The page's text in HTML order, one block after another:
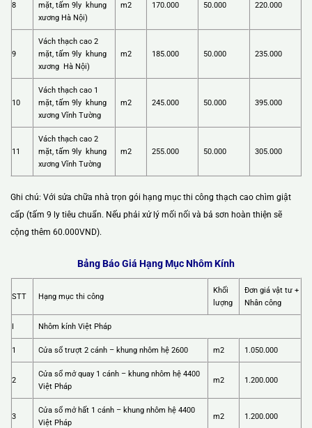
8
mặt, tấm 9ly khung
xương Hà Nội)
m2 170.000 50.000 220.000
9
Vách thạch cao 2
mặt, tấm 9ly khung
xương Hà Nội)
m2 185.000 50.000 235.000
10
Vách thạch cao 1
mặt, tấm 9ly khung
xương Vĩnh Tường
m2 245.000 50.000 395.000
11
Vách thạch cao 2
mặt, tấm 9ly khung
xương Vĩnh Tường
m2 255.000 50.000 305.000
Ghi chú: Với sửa chữa nhà trọn gói hạng mục thi công thạch cao chìm giật
cấp (tấm 9 ly tiêu chuẩn. Nếu phải xử lý mối nối và bả sơn hoàn thiện sẽ
cộng thêm 60.000VND).
Bảng Báo Giá Hạng Mục Nhôm Kính
STT Hạng mục thi công
Khối
lượng
Đơn giá vật tư +
Nhân công
I Nhôm kính Việt Pháp
1 Cửa sổ trượt 2 cánh – khung nhôm hệ 2600 m2 1.050.000
2
Cửa sổ mở quay 1 cánh – khung nhôm hệ 4400
Việt Pháp
m2 1.200.000
3
Cửa sổ mở hất 1 cánh – khung nhôm hệ 4400
Việt Pháp
m2 1.200.000